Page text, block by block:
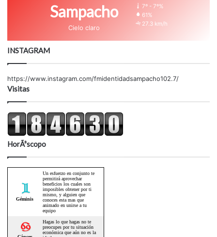
Sampacho
Cielo claro
7º - 7º%
61%
27.3 km/h
INSTAGRAM
https://www.instagram.com/fmidentidadsampacho102.7/
Visitas
HorÃ³scopo